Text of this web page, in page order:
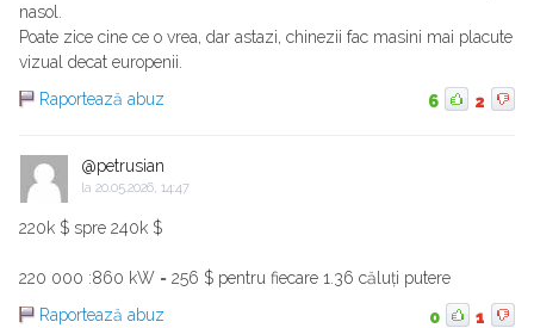
nasol.
Poate zice cine ce o vrea, dar astazi, chinezii fac masini mai placute
vizual decat europenii.
Raportează abuz
6 2
@petrusian
la 20.05.2026, 14:47
220k $ spre 240k $
220 000 :860 kW = 256 $ pentru fiecare 1.36 căluți putere
Raportează abuz
0 1